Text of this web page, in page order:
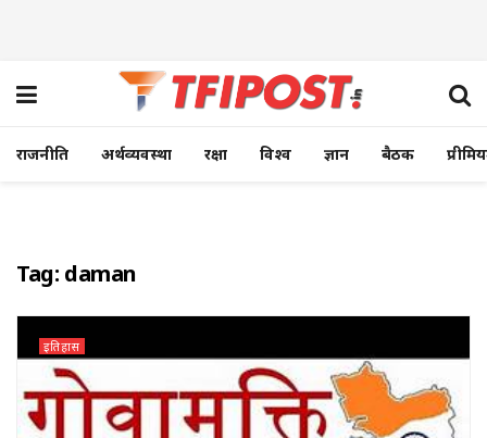
राजनीति अर्थव्यवस्था रक्षा विश्व ज्ञान बैठक
Tag: daman
इतिहास